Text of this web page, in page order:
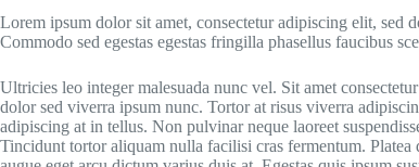
Lorem ipsum dolor sit amet, consectetur adipiscing elit, sed
Commodo sed egestas egestas fringilla phasellus faucibus
Ultricies leo integer malesuada nunc vel. Sit amet
dolor sed viverra ipsum nunc. Tortor at risus viverra
adipiscing at in tellus. Non pulvinar neque laoreet
Tincidunt tortor aliquam nulla facilisi cras fermentum. Platea